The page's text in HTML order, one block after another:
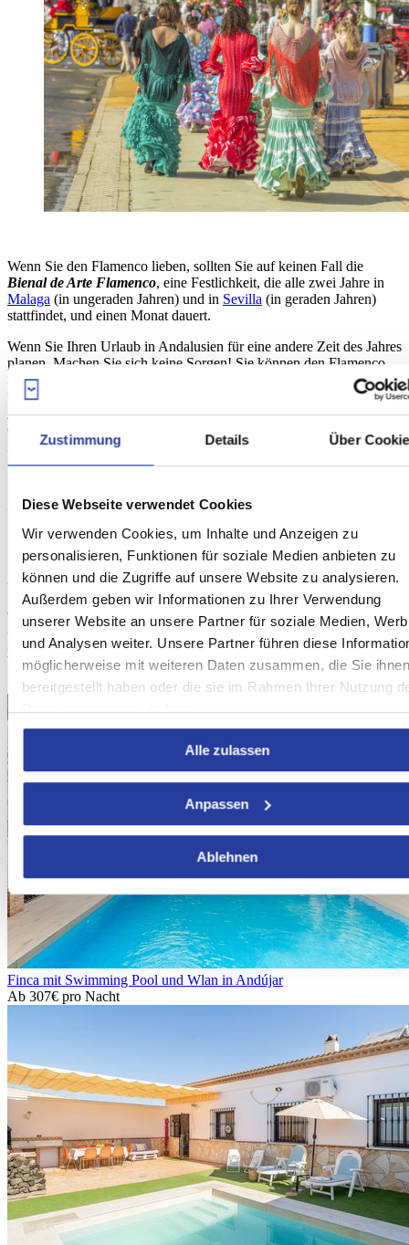
Zustimmung Details Über
Diese Webseite verwendet Cookies
Wir verwenden Cookies, um Inhalte und Anzeigen zu
personalisieren, Funktionen für soziale Medien anbieten zu
können und die Zugriffe auf unsere Website zu analysieren.
Außerdem geben wir Informationen zu Ihrer Verwendung
unserer Website an unsere Partner für soziale Medien,
und Analysen weiter. Unsere Partner führen diese
möglicherweise mit weiteren Daten zusammen, die Sie ihnen
bereitgestellt haben oder die sie im Rahmen Ihrer Nutzung
Dienste gesammelt haben.
Alle zulassen
Anpassen
Ablehnen
Wenn Sie den Flamenco lieben, sollten Sie auf keinen Fall die
Bienal de Arte Flamenco, eine Festlichkeit, die alle zwei Jahre in
Malaga (in ungeraden Jahren) und in Sevilla (in geraden Jahren)
stattfindet, und einen Monat dauert.
Wenn Sie Ihren Urlaub in Andalusien für eine andere Zeit des Jahres
planen, Machen Sie sich keine Sorgen! Sie können den Flamenco
immer noch in den vielen
n, die das ganze Jahr
über Shows anbieten, genießen. Zum Beispiel gibt es im
Viertel
Sacromonte in GranadaShows in wundervollen Höhlen-Häusern, in
denen Sie die Kunst des Flamencos und großartige Architektur
gleichzeitig bewundern können.
Unterkünfte in Andalusien
Am besten können Sie den Flamenco in Andalusien genießen, wenn
Sie wissen, dass Sie ein fantastisches Ferienhaus in der Umgebung
der besten Flamenco-Orte haben. Deshalb haben wir für Sie eine
Auswahl der bestenFerienhäuser und Villas in Andalusienim
Angebot, damit Sie das Haus auswählen können, das Ihnen am
besten gefällt.
Finca mit Swimming Pool und Wlan in Andújar
Ab 307€ pro Nacht